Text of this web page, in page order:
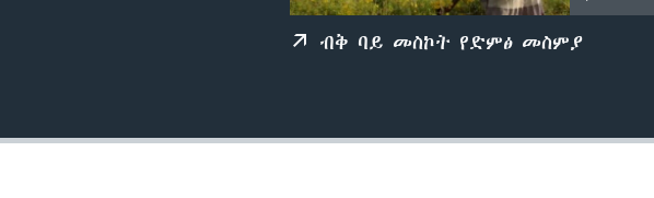
ብቅ ባይ መስኮት የድምፅ መስምያ